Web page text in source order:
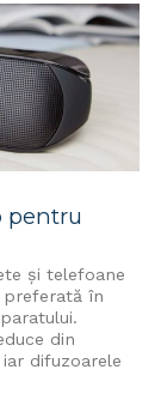
pentru
și telefoane
preferată în
din
difuzoarele